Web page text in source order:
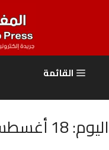
القائمة
اليوم:18 أغسطس، 2024